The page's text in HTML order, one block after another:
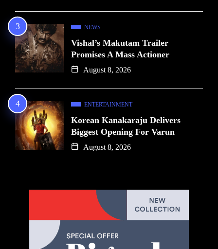
NEWS
Vishal’s Makutam Trailer
Promises A Mass Actioner
August 8, 2026
ENTERTAINMENT
Korean Kanakaraju Delivers
Biggest Opening For Varun
August 8, 2026